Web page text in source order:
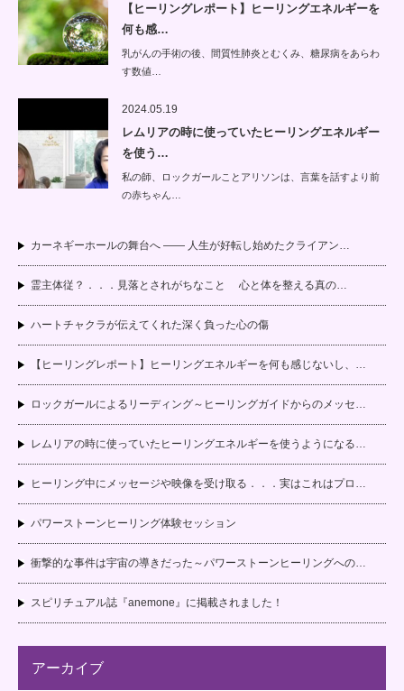
【ヒーリングレポート】ヒーリングエネルギーを
何も感…
乳がんの手術の後、間質性肺炎とむくみ、糖尿病をあらわ
す数値…
2024.05.19
レムリアの時に使っていたヒーリングエネルギー
を使う…
私の師、ロックガールことアリソンは、言葉を話すより前
の赤ちゃん…
カーネギーホールの舞台へ —— 人生が好転し始めたクライアン…
霊主体従？．．．見落とされがちなこと 心と体を整える真の…
ハートチャクラが伝えてくれた深く負った心の傷
【ヒーリングレポート】ヒーリングエネルギーを何も感じないし、…
ロックガールによるリーディング～ヒーリングガイドからのメッセ…
レムリアの時に使っていたヒーリングエネルギーを使うようになる…
ヒーリング中にメッセージや映像を受け取る．．．実はこれはプロ…
パワーストーンヒーリング体験セッション
衝撃的な事件は宇宙の導きだった～パワーストーンヒーリングへの…
スピリチュアル誌『anemone』に掲載されました！
アーカイブ